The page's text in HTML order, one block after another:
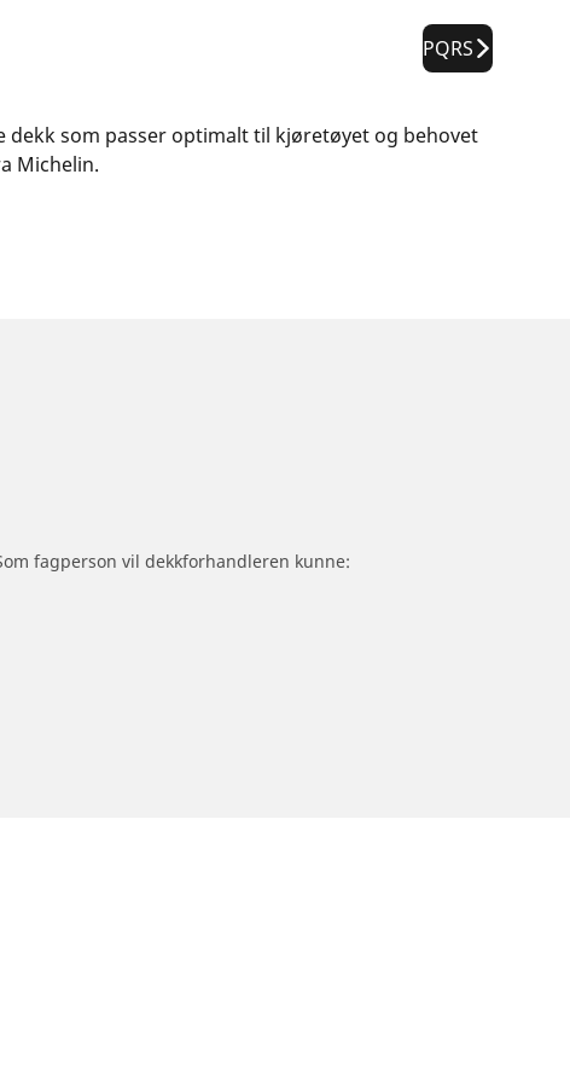
PQRS
dekk som passer optimalt til kjøretøyet og behovet
Michelin.
fagperson vil dekkforhandleren kunne: